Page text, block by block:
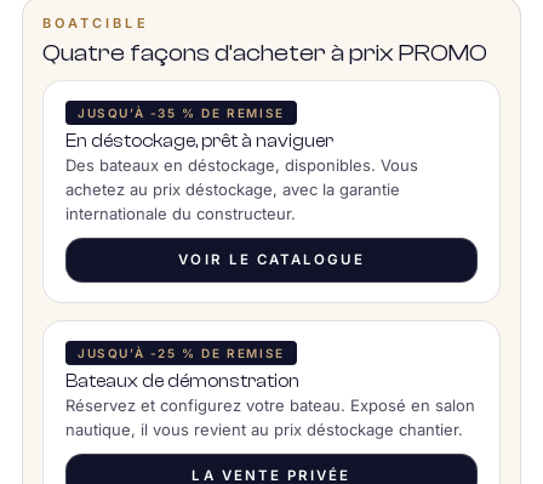
BOATCIBLE
Quatre façons d’acheter à prix PROMO
JUSQU’À -35 % DE REMISE
En déstockage, prêt à naviguer
Des bateaux en déstockage, disponibles. Vous
achetez au prix déstockage, avec la garantie
internationale du constructeur.
VOIR LE CATALOGUE
JUSQU’À -25 % DE REMISE
Bateaux de démonstration
Réservez et configurez votre bateau. Exposé en salon
nautique, il vous revient au prix déstockage chantier.
LA VENTE PRIVÉE